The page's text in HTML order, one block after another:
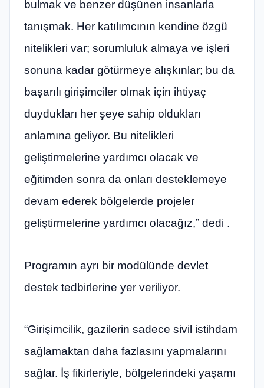
bulmak ve benzer düşünen insanlarla
tanışmak. Her katılımcının kendine özgü
nitelikleri var; sorumluluk almaya ve işleri
sonuna kadar götürmeye alışkınlar; bu da
başarılı girişimciler olmak için ihtiyaç
duydukları her şeye sahip oldukları
anlamına geliyor. Bu nitelikleri
geliştirmelerine yardımcı olacak ve
eğitimden sonra da onları desteklemeye
devam ederek bölgelerde projeler
geliştirmelerine yardımcı olacağız,” dedi .
Programın ayrı bir modülünde devlet
destek tedbirlerine yer veriliyor.
“Girişimcilik, gazilerin sadece sivil istihdam
sağlamaktan daha fazlasını yapmalarını
sağlar. İş fikirleriyle, bölgelerindeki yaşamı